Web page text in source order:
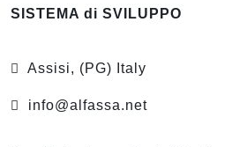
SISTEMA di SVILUPPO
Assisi, (PG) Italy
info@alfassa.net